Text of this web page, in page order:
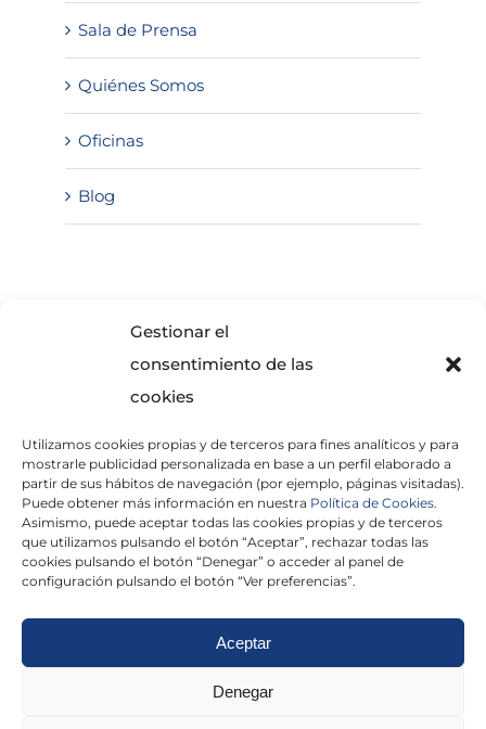
Gestionar el
consentimiento de las
cookies
Utilizamos cookies propias y de terceros para fines analíticos y para
mostrarle publicidad personalizada en base a un perfil elaborado a
partir de sus hábitos de navegación (por ejemplo, páginas visitadas).
Puede obtener más información en nuestra Política de Cookies.
Asimismo, puede aceptar todas las cookies propias y de terceros
que utilizamos pulsando el botón “Aceptar”, rechazar todas las
cookies pulsando el botón “Denegar” o acceder al panel de
configuración pulsando el botón “Ver preferencias”.
Aceptar
Denegar
Sala de Prensa
Quiénes Somos
Oficinas
Blog
He leído y acepto laPolítica de Privacidad
Politica de cookies|Aviso Legal